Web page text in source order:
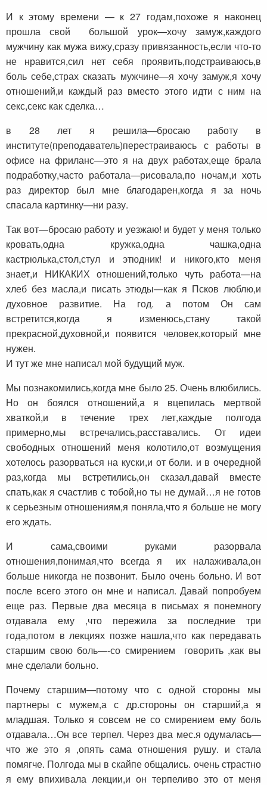
И к этому времени — к 27 годам,похоже я наконец
прошла свой большой урок—хочу замуж,каждого
мужчину как мужа вижу,сразу привязанность,если что-то
не нравится,сил нет себя проявить,подстраиваюсь,в
боль себе,страх сказать мужчине—я хочу замуж,я хочу
отношений,и каждый раз вместо этого идти с ним на
секс,секс как сделка…
в 28 лет я решила—бросаю работу в
институте(преподаватель)перестраиваюсь с работы в
офисе на фриланс—это я на двух работах,еще брала
подработку,часто работала—рисовала,по ночам,и хоть
раз директор был мне благодарен,когда я за ночь
спасала картинку—ни разу.
Так вот—бросаю работу и уезжаю! и будет у меня только
кровать,одна кружка,одна чашка,одна
кастрюлька,стол,стул и этюдник! и никого,кто меня
знает,и НИКАКИХ отношений,только чуть работа—на
хлеб без масла,и писать этюды—как я Псков люблю,и
духовное развитие. На год. а потом Он сам
встретится,когда я изменюсь,стану такой
прекрасной,духовной,и появится человек,который мне
нужен.
И тут же мне написал мой будущий муж.
Мы познакомились,когда мне было 25. Очень влюбились.
Но он боялся отношений,а я вцепилась мертвой
хваткой,и в течение трех лет,каждые полгода
примерно,мы встречались,расставались. От идеи
свободных отношений меня колотило,от возмущения
хотелось разорваться на куски,и от боли. и в очередной
раз,когда мы встретились,он сказал,давай вместе
спать,как я счастлив с тобой,но ты не думай…я не готов
к серьезным отношениям,я поняла,что я больше не могу
его ждать.
И сама,своими руками разорвала
отношения,понимая,что всегда я их налаживала,он
больше никогда не позвонит. Было очень больно. И вот
после всего этого он мне и написал. Давай попробуем
еще раз. Первые два месяца в письмах я понемногу
отдавала ему ,что пережила за последние три
года,потом в лекциях позже нашла,что как передавать
старшим свою боль—-со смирением говорить ,как вы
мне сделали больно.
Почему старшим—потому что с одной стороны мы
партнеры с мужем,а с др.стороны он старший,а я
младшая. Только я совсем не со смирением ему боль
отдавала…Он все терпел. Через два мес.я одумалась—
что же это я ,опять сама отношения рушу. и стала
помягче. Полгода мы в скайпе общались. очень страстно
я ему впихивала лекции,и он терпеливо это от меня